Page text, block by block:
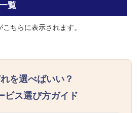
覧
ちらに表示されます。
を選べばいい？
ビス選び方ガイド